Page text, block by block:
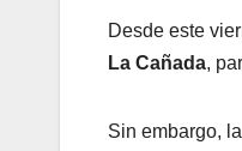
Desde este
La Cañada,
Sin embargo,